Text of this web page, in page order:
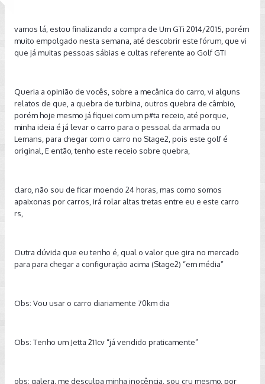
vamos lá, estou finalizando a compra de Um GTi 2014/2015, porém
muito empolgado nesta semana, até descobrir este fórum, que vi
que já muitas pessoas sábias e cultas referente ao Golf GTI
Queria a opinião de vocês, sobre a mecânica do carro, vi alguns
relatos de que, a quebra de turbina, outros quebra de câmbio,
porém hoje mesmo já fiquei com um p#ta receio, até porque,
minha ideia é já levar o carro para o pessoal da armada ou
Lemans, para chegar com o carro no Stage2, pois este golf é
original, E então, tenho este receio sobre quebra,
claro, não sou de ficar moendo 24 horas, mas como somos
apaixonas por carros, irá rolar altas tretas entre eu e este carro
rs,
Outra dúvida que eu tenho é, qual o valor que gira no mercado
para para chegar a configuração acima (Stage2) “em média”
Obs: Vou usar o carro diariamente 70km dia
Obs: Tenho um Jetta 211cv “já vendido praticamente”
obs: galera, me desculpa minha inocência, sou cru mesmo, por